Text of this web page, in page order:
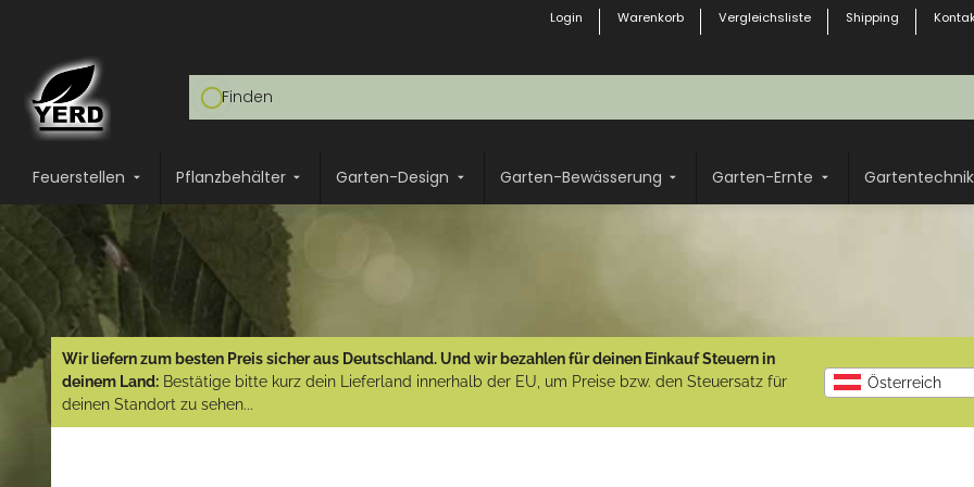
Login Warenkorb Vergleichsliste Shipping
Feuerstellen Pflanzbehälter Garten-Design Garten-Bewässerung Garten-Ernte Gartentechnik
Wir liefern zum besten Preis sicher aus Deutschland. Und wir bezahlen für deinen Einkauf Steuern in
deinem Land: Bestätige bitte kurz dein Lieferland innerhalb der EU, um Preise bzw. den Steuersatz für
deinen Standort zu sehen...
Österreich